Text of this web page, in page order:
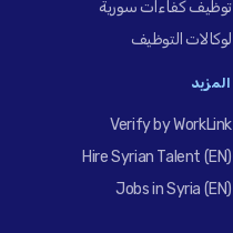
توظيف كفاءات سورية
لوكالات التوظيف
المزيد
Verify by WorkLink
Hire Syrian Talent (EN)
Jobs in Syria (EN)